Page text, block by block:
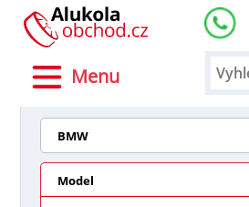
Menu
BMW
Model